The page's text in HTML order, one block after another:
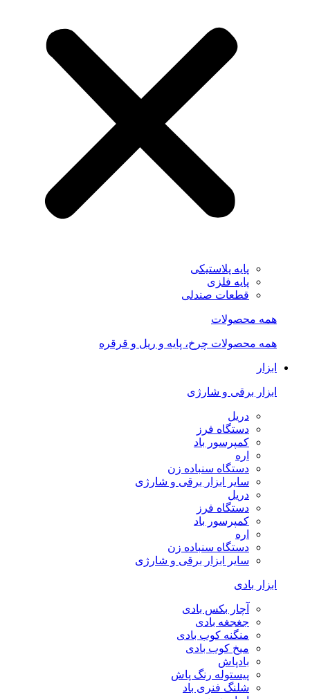
پایه پلاستیکی
پایه فلزی
قطعات صندلی
همه محصولات
همه محصولات چرخ، پایه و ریل و قرقره
ابزار
ابزار برقی و شارژی
دریل
دستگاه فرز
کمپرسور باد
اره
دستگاه سنباده زن
سایر ابزار برقی و شارژی
دریل
دستگاه فرز
کمپرسور باد
اره
دستگاه سنباده زن
سایر ابزار برقی و شارژی
ابزار بادی
آچار بکس بادی
جغجغه بادی
منگنه کوب بادی
میخ کوب بادی
بادپاش
پیستوله رنگ پاش
شلنگ فنری باد